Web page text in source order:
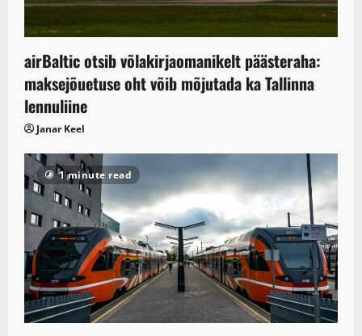
airBaltic otsib võlakirjaomanikelt päästeraha:
maksejõuetuse oht võib mõjutada ka Tallinna
lennuliine
Janar Keel
1 minute read